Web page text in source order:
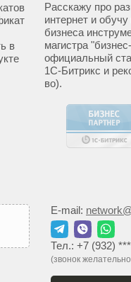
в
Расскажу про
интернет и
бизнеса
магистра
официальный
1С-Битрикс и
во).
E-mail:
Тел.: +7 (932)
(звонок